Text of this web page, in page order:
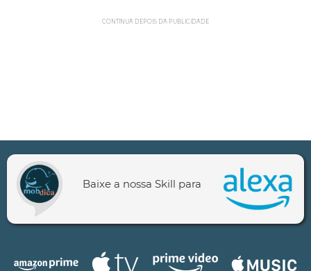
CONTINUA DEPOIS DA PUBLICIDADE
Baixe a nossa Skill para